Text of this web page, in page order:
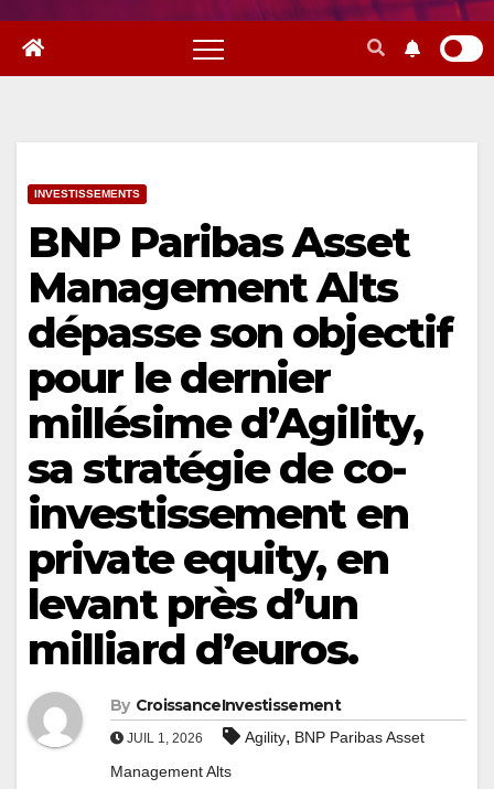
INVESTISSEMENTS
BNP Paribas Asset
Management Alts
dépasse son objectif
pour le dernier
millésime d’Agility,
sa stratégie de co-
investissement en
private equity, en
levant près d’un
milliard d’euros.
By CroissanceInvestissement
JUIL 1, 2026 Agility, BNP Paribas Asset
Management Alts